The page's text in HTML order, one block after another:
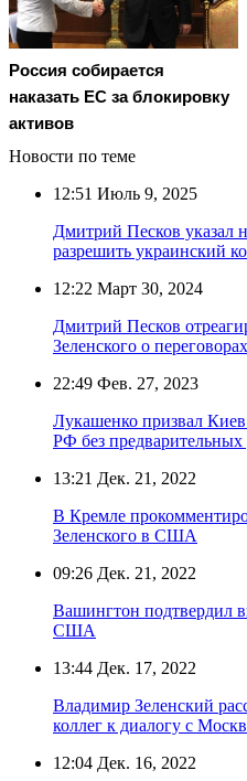
Россия собирается
наказать EC за блокировку
активов
Новости по теме
12:51 Июль 9, 2025
Дмитрий Песков
разрешить украинский
12:22 Март 30, 2024
Дмитрий Песков
Зеленского о
22:49 Фев. 27, 2023
Лукашенко призвал
РФ без предварительных
13:21 Дек. 21, 2022
В Кремле
Зеленского в США
09:26 Дек. 21, 2022
Вашингтон подтвердил
США
13:44 Дек. 17, 2022
Владимир Зеленский
коллег к диалогу с
12:04 Дек. 16, 2022